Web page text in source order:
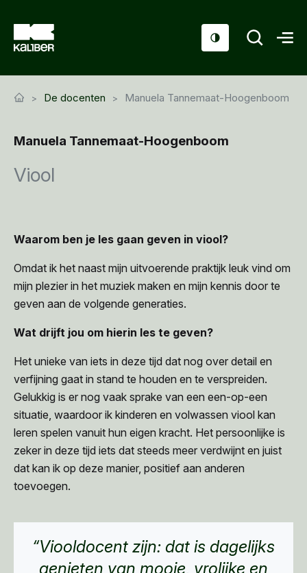
Sociaal domein
Over ons
De docenten Manuela Tannemaat-Hoogenboom
Manuela Tannemaat-Hoogenboom
Viool
Waarom ben je les gaan geven in viool?
Omdat ik het naast mijn uitvoerende praktijk leuk vind om
mijn plezier in het muziek maken en mijn kennis door te
geven aan de volgende generaties.
Wat drijft jou om hierin les te geven?
Het unieke van iets in deze tijd dat nog over detail en
verfijning gaat in stand te houden en te verspreiden.
Gelukkig is er nog vaak sprake van een een-op-een
situatie, waardoor ik kinderen en volwassen viool kan
leren spelen vanuit hun eigen kracht. Het persoonlijke is
zeker in deze tijd iets dat steeds meer verdwijnt en juist
dat kan ik op deze manier, positief aan anderen
toevoegen.
“Viooldocent zijn: dat is dagelijks
genieten van mooie, vrolijke en